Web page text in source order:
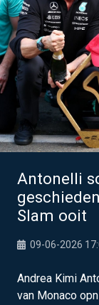
Antonelli
Slam ooit
09-06-2026
Andrea Kimi
van Monaco